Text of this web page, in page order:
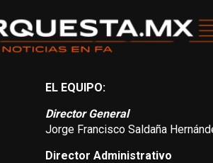
EL EQUIPO:
Director General
Jorge Francisco Saldaña
Director Administrativo